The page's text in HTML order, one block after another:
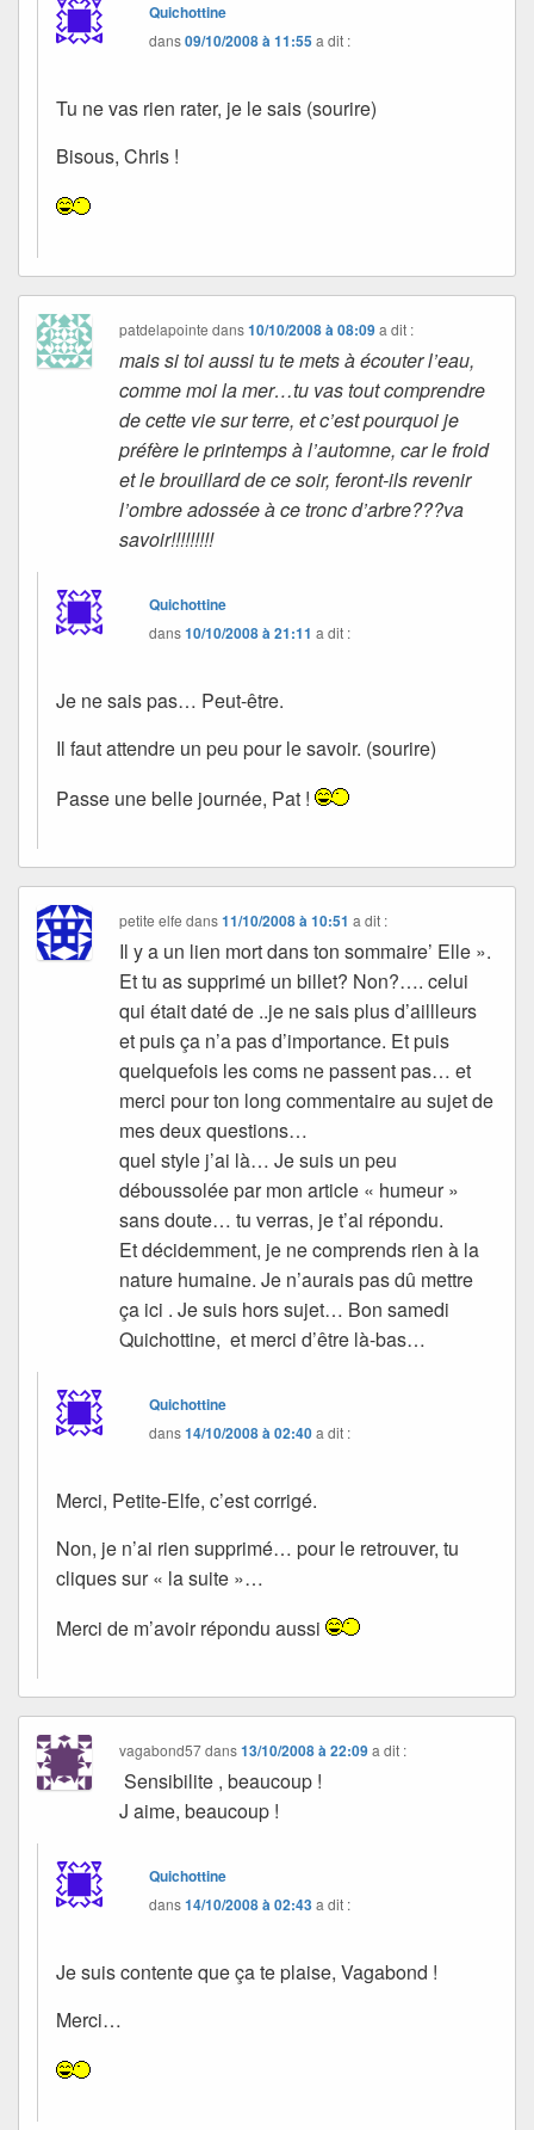
Quichottine
dans09/10/2008 à 11:55a dit :
Tu ne vas rien rater, je le sais (sourire)
Bisous, Chris !
patdelapointe dans10/10/2008 à 08:09 a dit :
mais si toi aussi tu te mets à écouter l’eau,
comme moi la mer…tu vas tout comprendre
de cette vie sur terre, et c’est pourquoi je
préfère le printemps à l’automne, car le froid
et le brouillard de ce soir, feront-ils revenir
l’ombre adossée à ce tronc d’arbre???va
savoir!!!!!!!!!
Quichottine
dans10/10/2008 à 21:11 a dit :
Je ne sais pas… Peut-être.
Il faut attendre un peu pour le savoir. (sourire)
Passe une belle journée, Pat !
petite elfe dans11/10/2008 à 10:51 a dit :
Il y a un lien mort dans ton sommaire’ Elle ».
Et tu as supprimé un billet? Non?…. celui
qui était daté de ..je ne sais plus d’aillleurs
et puis ça n’a pas d’importance. Et puis
quelquefois les coms ne passent pas… et
merci pour ton long commentaire au sujet de
mes deux questions…
quel style j’ai là… Je suis un peu
déboussolée par mon article « humeur »
sans doute… tu verras, je t’ai répondu.
Et décidemment, je ne comprends rien à la
nature humaine. Je n’aurais pas dû mettre
ça ici . Je suis hors sujet… Bon samedi
Quichottine, et merci d’être là-bas…
Quichottine
dans14/10/2008 à 02:40a dit :
Merci, Petite-Elfe, c’est corrigé.
Non, je n’ai rien supprimé… pour le retrouver, tu
cliques sur « la suite »…
Merci de m’avoir répondu aussi
vagabond57dans13/10/2008 à 22:09 a dit :
Sensibilite , beaucoup !
J aime, beaucoup !
Quichottine
dans14/10/2008 à 02:43a dit :
Je suis contente que ça te plaise, Vagabond !
Merci…